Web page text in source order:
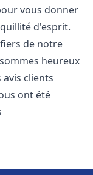
vous donner
d'esprit.
de notre
heureux
clients
ont été